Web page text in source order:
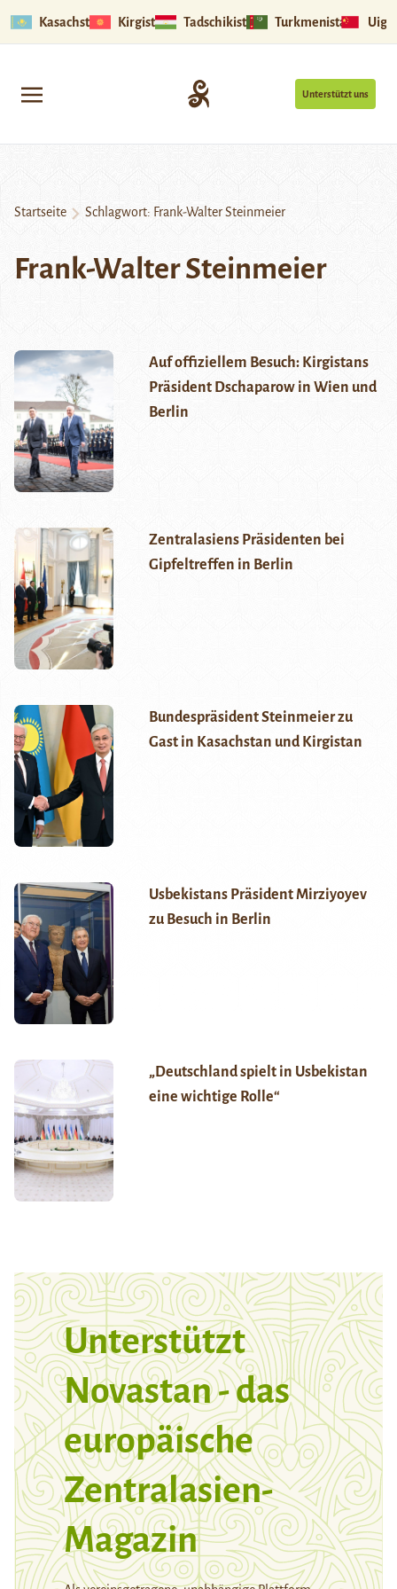
Kasachstan Kirgistan Tadschikistan Turkmenistan
Unterstützt uns
Startseite Schlagwort: Frank-Walter Steinmeier
Frank-Walter Steinmeier
Auf offiziellem Besuch: Kirgistans
Präsident Dschaparow in Wien und
Berlin
Zentralasiens Präsidenten bei
Gipfeltreffen in Berlin
Bundespräsident Steinmeier zu
Gast in Kasachstan und Kirgistan
Usbekistans Präsident Mirziyoyev
zu Besuch in Berlin
„Deutschland spielt in Usbekistan
eine wichtige Rolle“
Unterstützt
Novastan - das
europäische
Zentralasien-
Magazin